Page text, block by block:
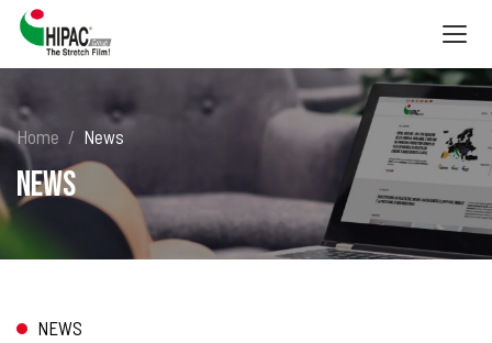
Home News
News
NEWS